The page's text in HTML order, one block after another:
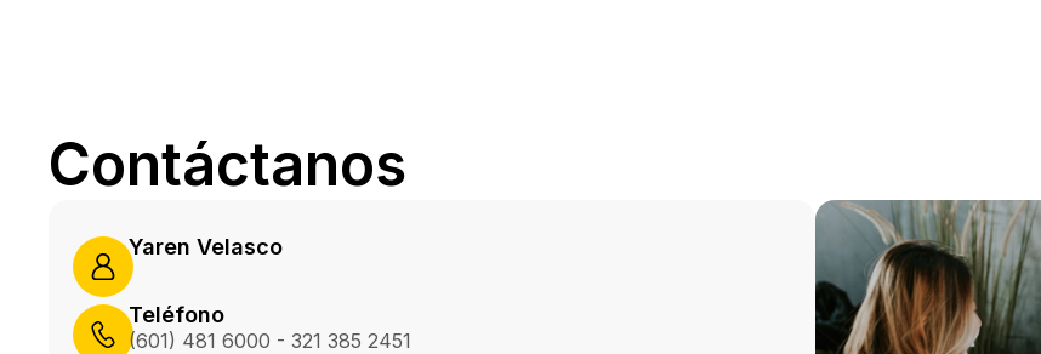
Contáctanos
Yaren Velasco
Teléfono
(601) 481 6000 - 321 385 2451